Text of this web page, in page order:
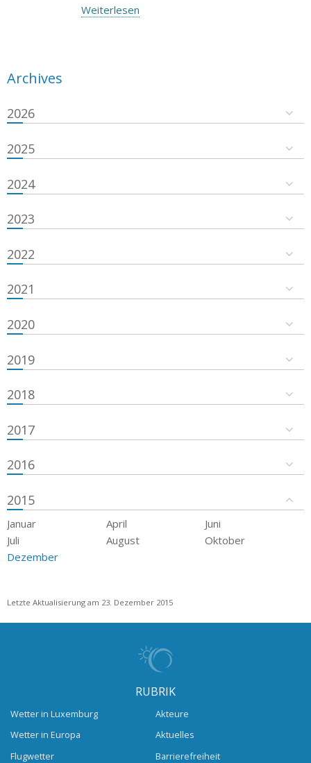
Weiterlesen
Archives
2026
2025
2024
2023
2022
2021
2020
2019
2018
2017
2016
2015
Januar April
Juni
Juli
August
Oktober
Dezember
Letzte Aktualisierung am 23. Dezember 2015
RUBRIK
Wetter in Luxemburg
Wetter in Europa
Flugwetter
Akteure
Aktuelles
Barrierefreiheit